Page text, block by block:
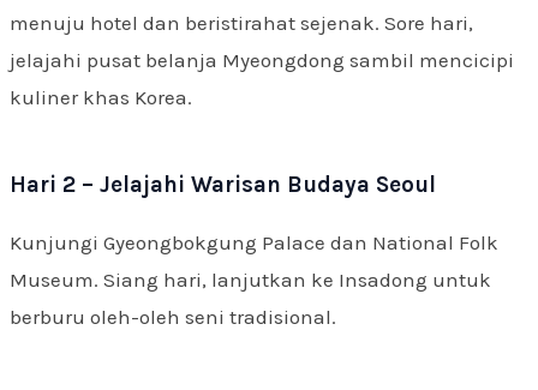
menuju hotel dan beristirahat sejenak. Sore hari,
jelajahi pusat belanja Myeongdong sambil mencicipi
kuliner khas Korea.
Hari 2 – Jelajahi Warisan Budaya Seoul
Kunjungi Gyeongbokgung Palace dan National Folk
Museum. Siang hari, lanjutkan ke Insadong untuk
berburu oleh-oleh seni tradisional.